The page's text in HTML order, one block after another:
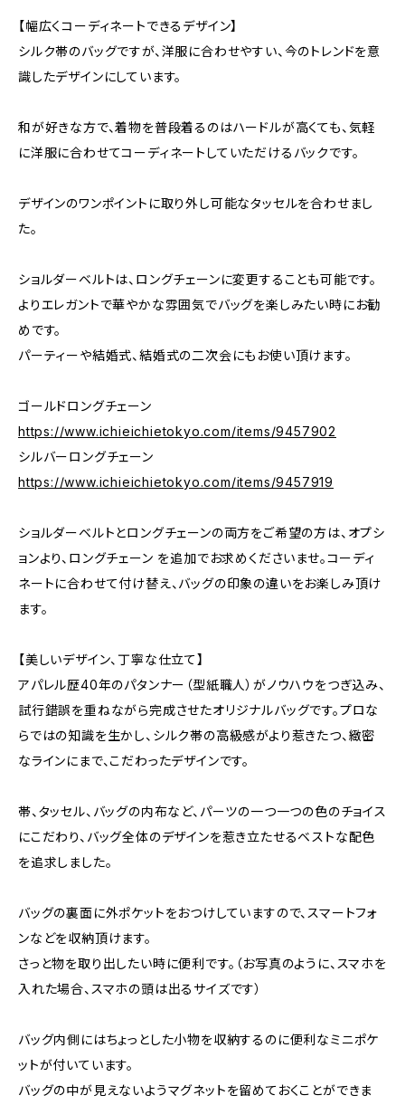
【幅広くコーディネートできるデザイン】
シルク帯のバッグですが、洋服に合わせやすい、今のトレンドを意
識したデザインにしています。
和が好きな方で、着物を普段着るのはハードルが高くても、気軽
に洋服に合わせてコーディネートしていただけるバックです。
デザインのワンポイントに取り外し可能なタッセルを合わせまし
た。
ショルダーベルトは、ロングチェーンに変更することも可能です。
よりエレガントで華やかな雰囲気でバッグを楽しみたい時にお勧
めです。
パーティーや結婚式、結婚式の二次会にもお使い頂けます。
ゴールドロングチェーン
https://www.ichieichietokyo.com/items/9457902
シルバーロングチェーン
https://www.ichieichietokyo.com/items/9457919
ショルダーベルトとロングチェーンの両方をご希望の方は、オプシ
ョンより、ロングチェーン を追加でお求めくださいませ。コーディ
ネートに合わせて付け替え、バッグの印象の違いをお楽しみ頂け
ます。
【美しいデザイン、丁寧な仕立て】
アパレル歴40年のパタンナー（型紙職人）がノウハウをつぎ込み、
試行錯誤を重ねながら完成させたオリジナルバッグです。プロな
らではの知識を生かし、シルク帯の高級感がより惹きたつ、緻密
なラインにまで、こだわったデザインです。
帯、タッセル、バッグの内布など、パーツの一つ一つの色のチョイス
にこだわり、バッグ全体のデザインを惹き立たせるベストな配色
を追求しました。
バッグの裏面に外ポケットをおつけしていますので、スマートフォ
ンなどを収納頂けます。
さっと物を取り出したい時に便利です。（お写真のように、スマホを
入れた場合、スマホの頭は出るサイズです）
バッグ内側にはちょっとした小物を収納するのに便利なミニポケ
ットが付いています。
バッグの中が見えないようマグネットを留めておくことができま